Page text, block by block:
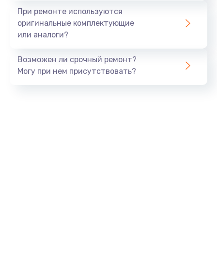
1530 руб.
Замена шлейфа матрицы
При ремонте используются
оригинальные комплектующие
или аналоги?
Возможен ли срочный ремонт?
Могу при нем присутствовать?